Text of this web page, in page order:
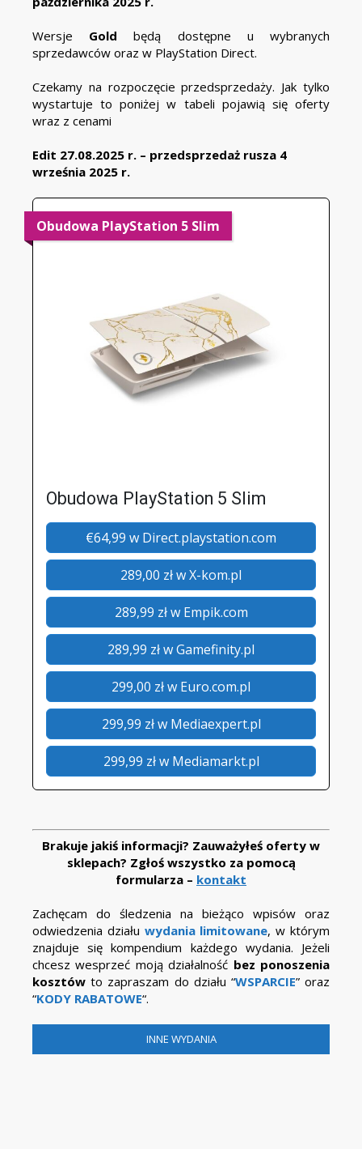
Wersje Gold będą dostępne u wybranych
sprzedawców oraz w PlayStation Direct.
Czekamy na rozpoczęcie przedsprzedaży. Jak tylko
wystartuje to poniżej w tabeli pojawią się oferty
wraz z cenami
Edit 27.08.2025 r. – przedsprzedaż rusza 4
września 2025 r.
Obudowa PlayStation 5 Slim
Obudowa PlayStation 5 Slim
€64,99 w Direct.playstation.com
289,00 zł w X-kom.pl
289,99 zł w Empik.com
289,99 zł w Gamefinity.pl
299,00 zł w Euro.com.pl
299,99 zł w Mediaexpert.pl
299,99 zł w Mediamarkt.pl
Brakuje jakiś informacji? Zauważyłeś oferty w
sklepach? Zgłoś wszystko za pomocą
formularza – kontakt
Zachęcam do śledzenia na bieżąco wpisów oraz
odwiedzenia działu wydania limitowane, w którym
znajduje się kompendium każdego wydania. Jeżeli
chcesz wesprzeć moją działalność bez ponoszenia
kosztów to zapraszam do działu “WSPARCIE” oraz
“KODY RABATOWE“.
INNE WYDANIA